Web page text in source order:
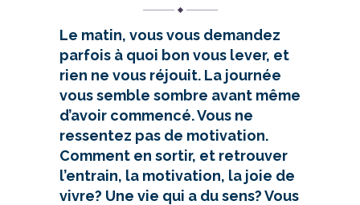
Le matin, vous vous demandez
parfois à quoi bon vous lever, et
rien ne vous réjouit. La journée
vous semble sombre avant même
d’avoir commencé. Vous ne
ressentez pas de motivation.
Comment en sortir, et retrouver
l’entrain, la motivation, la joie de
vivre? Une vie qui a du sens? Vous